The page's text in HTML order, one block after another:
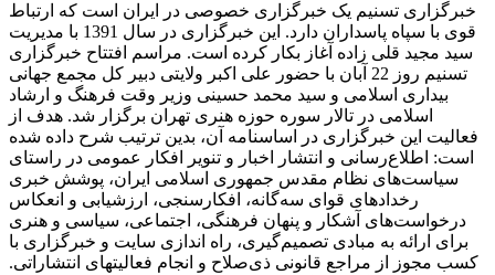
خبرگزاری تسنیم یک خبرگزاری خصوصی در ایران است که ارتباط
قوی با سپاه پاسداران دارد. این خبرگزاری در سال 1391 با مدیریت
سید مجید قلی زاده آغاز بکار کرده است. مراسم افتتاح خبرگزاری
تسنیم روز 22 آبان با حضور علی اکبر ولایتی دبیر کل مجمع جهانی
بیداری اسلامی و سید محمد حسینی وزیر وقت فرهنگ و ارشاد
اسلامی در تالار سوره حوزه هنری تهران برگزار شد. هدف از
فعالیت این خبرگزاری در اساسنامه آن، بدین ترتیب شرح داده شده
است: اطلاع‌رسانی و انتشار اخبار و تنویر افکار عمومی در راستای
سیاست‌های نظام مقدس جمهوری اسلامی ایران، پوشش خبری
رخدادهای قوای سه‌گانه، افکارسنجی، ارزشیابی و انعکاس
درخواست‌های آشکار و پنهان فرهنگی، اجتماعی، سیاسی و هنری
برای ارائه به مبادی تصمیم‌گیری، راه اندازی سایت و خبرگزاری با
کسب مجوز از مراجع قانونی ذی‌صلاح و انجام فعالیتهای انتشاراتی.